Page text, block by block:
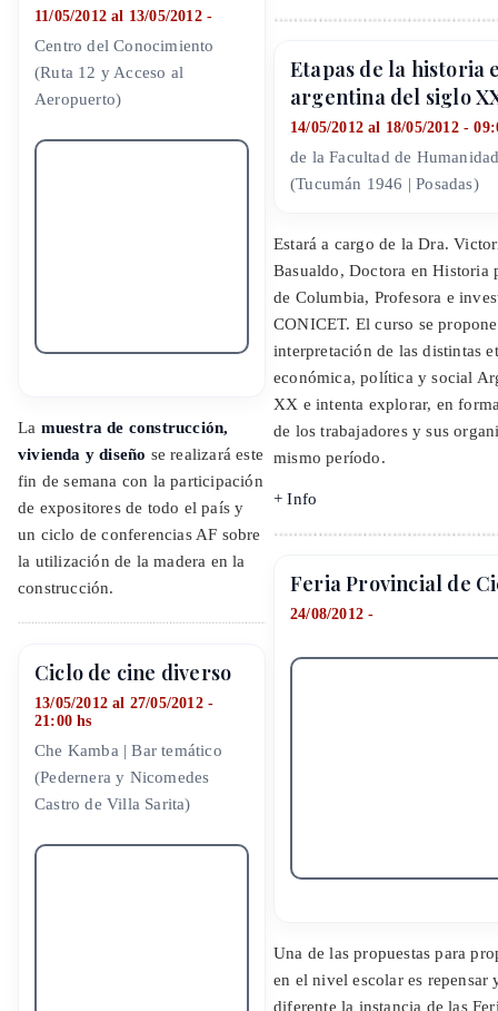
11/05/2012 al 13/05/2012 -
Centro del Conocimiento
(Ruta 12 y Acceso al
Aeropuerto)
La muestra de construcción,
vivienda y diseño se realizará este
fin de semana con la participación
de expositores de todo el país y
un ciclo de conferencias AF sobre
la utilización de la madera en la
construcción.
Ciclo de cine diverso
13/05/2012 al 27/05/2012 -
21:00 hs
Che Kamba | Bar temático
(Pedernera y Nicomedes
Castro de Villa Sarita)
Etapas de la historia
argentina del siglo
14/05/2012 al 18/05/2012 -
de la Facultad de
(Tucumán 1946 | Posadas)
Estará a cargo de la Dra.
Basualdo, Doctora en Historia
de Columbia, Profesora e
CONICET. El curso se
interpretación de las distintas
económica, política y social
XX e intenta explorar, en
de los trabajadores y sus
mismo período.
+ Info
Feria Provincial de
24/08/2012 -
Una de las propuestas para
en el nivel escolar es repensar
diferente la instancia de las